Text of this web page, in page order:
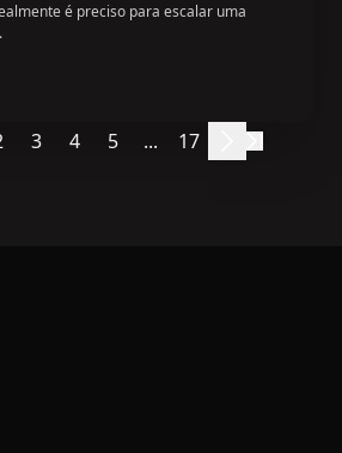
é preciso para escalar uma
3 4 5 ... 17